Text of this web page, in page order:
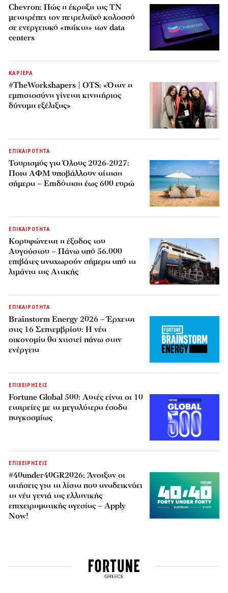
Chevron: Πώς η έκρηξη της ΤΝ
μετατρέπει τον πετρελαϊκό κολοσσό
σε ενεργειακό «παίκτη» των data
centers
ΚΑΡΙΕΡΑ
#TheWorkshapers | OTS: «Όταν η
εμπιστοσύνη γίνεται κινητήριος
δύναμη εξέλιξης»
ΕΠΙΚΑΙΡΟΤΗΤΑ
Τουρισμός για Όλους 2026-2027:
Ποια ΑΦΜ υποβάλλουν αίτηση
σήμερα – Επιδότηση έως 600 ευρώ
ΕΠΙΚΑΙΡΟΤΗΤΑ
Κορυφώνεται η έξοδος του
Αυγούστου – Πάνω από 56.000
επιβάτες αναχωρούν σήμερα από τα
λιμάνια της Αττικής
ΕΠΙΚΑΙΡΟΤΗΤΑ
Brainstorm Energy 2026 – Έρχεται
στις 16 Σεπτεμβρίου: Η νέα
οικονομία θα χτιστεί πάνω στην
ενέργεια
ΕΠΙΧΕΙΡΗΣΕΙΣ
Fortune Global 500: Αυτές είναι οι 10
εταιρείες με τα μεγαλύτερα έσοδα
παγκοσμίως
ΕΠΙΧΕΙΡΗΣΕΙΣ
#40under40GR2026: Άνοιξαν οι
αιτήσεις για τη λίστα που αναδεικνύει
τη νέα γενιά της ελληνικής
επιχειρηματικής ηγεσίας – Apply
Now!